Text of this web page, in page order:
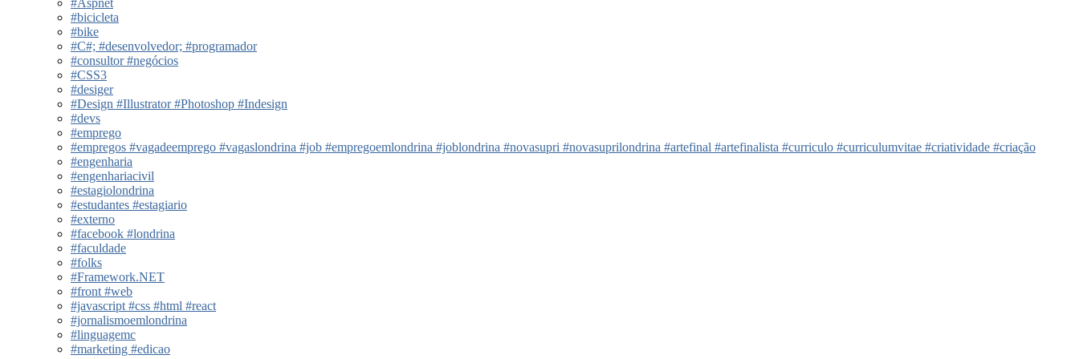
#bicicleta
#bike
#C#; #desenvolvedor; #programador
#consultor #negócios
#CSS3
#desiger
#Design #Illustrator #Photoshop #Indesign
#devs
#emprego
#empregos #vagadeemprego #vagaslondrina #job #empregoemlondrina #joblondrina #novasupri #novasuprilondrina #artefinal #artefinalista #curriculo #curriculumvitae #criatividade #criação
#engenharia
#engenhariacivil
#estagiolondrina
#estudantes #estagiario
#externo
#facebook #londrina
#faculdade
#folks
#Framework.NET
#front #web
#javascript #css #html #react
#jornalismoemlondrina
#linguagemc
#marketing #edicao